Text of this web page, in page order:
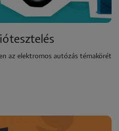
az elektromos autózás témakörét